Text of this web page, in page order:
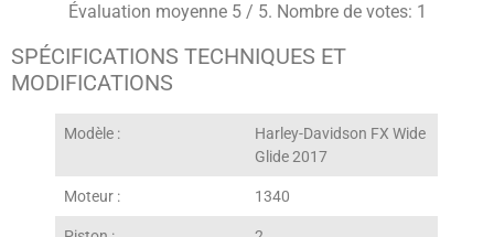
Évaluation moyenne 5/ 5. Nombre de votes: 1
SPÉCIFICATIONS TECHNIQUES ET
MODIFICATIONS
Modèle :
Harley-Davidson FX Wide
Glide 2017
Moteur : 1340